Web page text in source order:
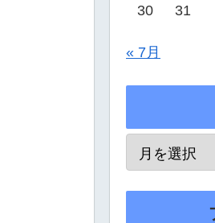
30
31
« 7月